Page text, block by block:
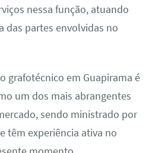
nessa função, atuando
das partes envolvidas no
grafotécnico em Guapirama é
um dos mais abrangentes
sendo ministrado por
têm experiência ativa no